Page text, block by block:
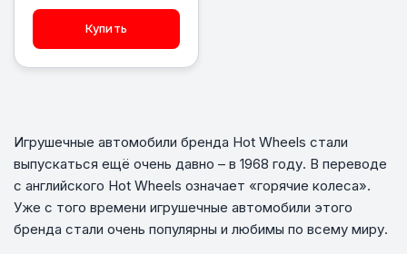
Купить
Игрушечные автомобили бренда Hot Wheels стали
выпускаться ещё очень давно – в 1968 году. В переводе
с английского Hot Wheels означает «горячие колеса».
Уже с того времени игрушечные автомобили этого
бренда стали очень популярны и любимы по всему миру.